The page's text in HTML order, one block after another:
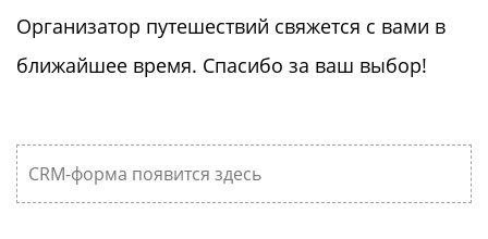
Организатор путешествий свяжется с вами в
ближайшее время. Спасибо за ваш выбор!
CRM-форма появится здесь